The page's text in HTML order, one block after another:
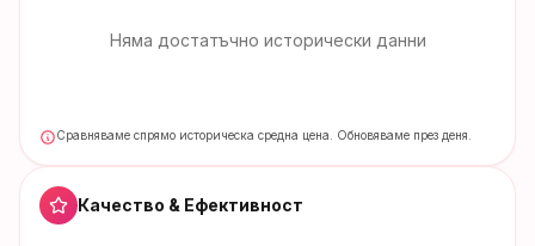
Няма достатъчно исторически данни
Сравняваме спрямо историческа средна цена. Обновяваме през деня.
Качество & Ефективност